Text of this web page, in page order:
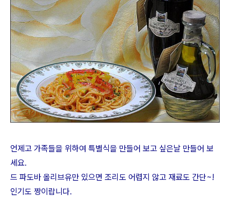
언제고 가족들을 위하여 특별식을 만들어 보고 싶은날 만들어 보
세요.
드 파도바 올리브유만 있으면 조리도 어렵지 않고 재료도 간단~!
인기도 짱이랍니다.